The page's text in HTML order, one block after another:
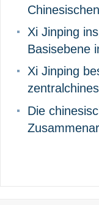
Xi Jinping
Basisebene
Xi Jinping
Die